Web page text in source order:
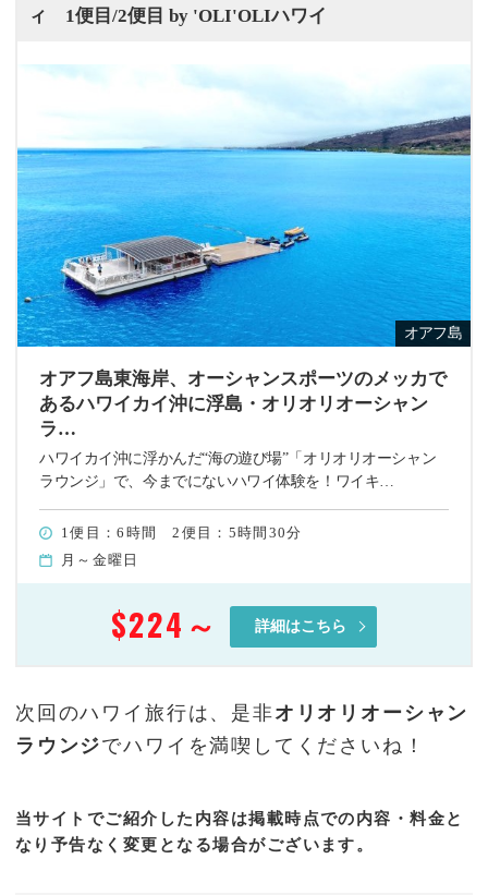
ィ 1便目/2便目 by 'OLI'OLIハワイ
オアフ島
オアフ島東海岸、オーシャンスポーツのメッカで
あるハワイカイ沖に浮島・オリオリオーシャン
ラ…
ハワイカイ沖に浮かんだ“海の遊び場”「オリオリオーシャン
ラウンジ」で、今までにないハワイ体験を！ワイキ…
1便目：6時間 2便目：5時間30分
月～金曜日
$224 ～ 詳細はこちら
次回のハワイ旅行は、是非オリオリオーシャン
ラウンジでハワイを満喫してくださいね！
当サイトでご紹介した内容は掲載時点での内容・料金と
なり予告なく変更となる場合がございます。